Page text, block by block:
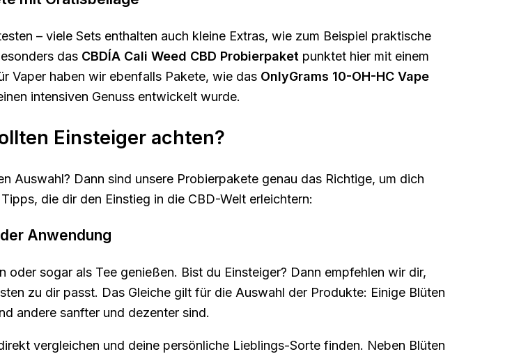
– viele Sets enthalten auch kleine Extras, wie zum Beispiel praktische
das CBDÍA Cali Weed CBD Probierpaketpunktet hier mit einem
Vaper haben wir ebenfalls Pakete, wie das OnlyGrams 10-OH-HC Vape
intensiven Genuss entwickelt wurde.
Einsteiger achten?
Auswahl? Dann sind unsere Probierpakete genau das Richtige, um dich
die dir den Einstieg in die CBD-Welt erleichtern:
Anwendung
sogar als Tee genießen. Bist du Einsteiger? Dann empfehlen wir dir,
zu dir passt. Das Gleiche gilt für die Auswahl der Produkte: Einige Blüten
andere sanfter und dezenter sind.
vergleichen und deine persönliche Lieblings-Sorte finden. Neben Blüten